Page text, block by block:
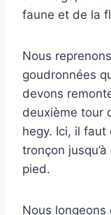
faune et de la
Nous
goudronnées
devons
deuxième tour
hegy. Ici, il
tronçon
pied.
Nous longeons